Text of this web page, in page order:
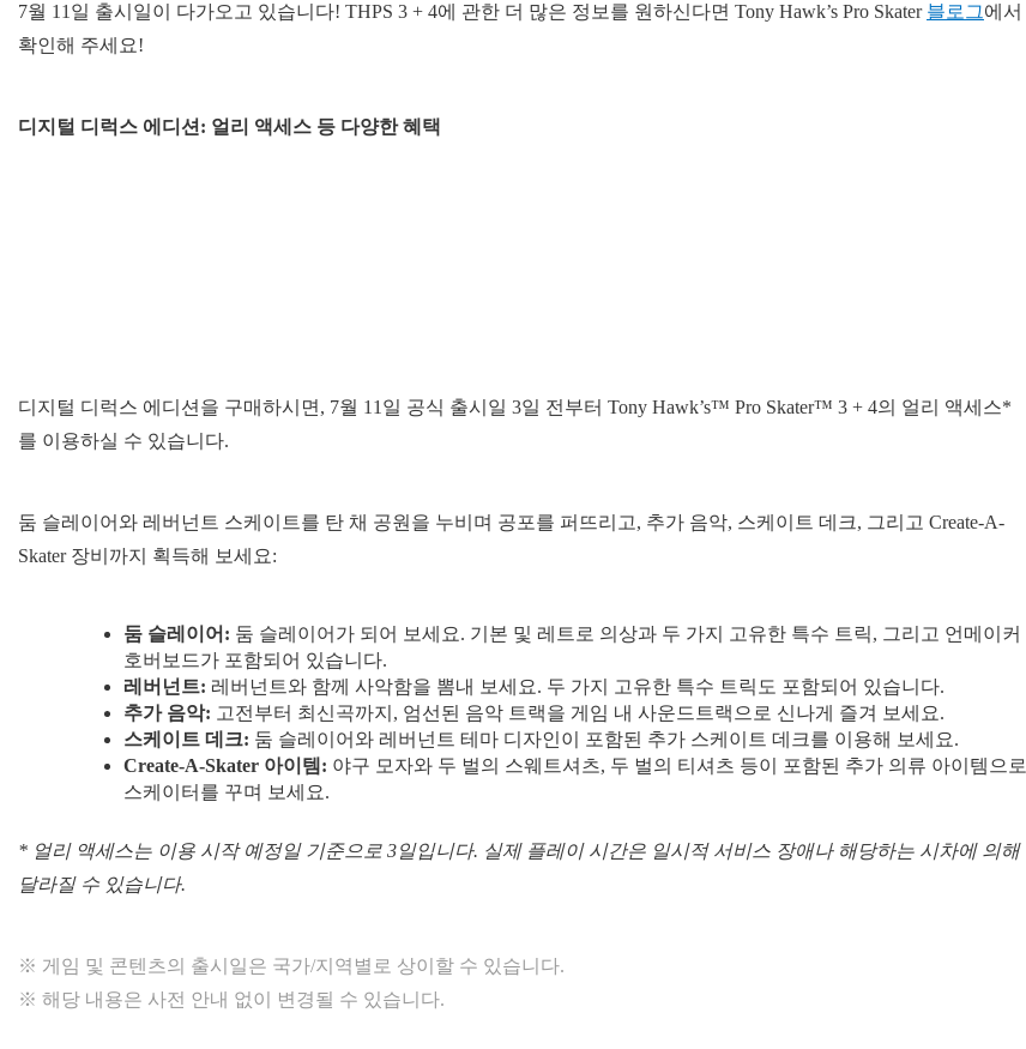
7월 11일 출시일이 다가오고 있습니다! THPS 3 + 4에 관한 더 많은 정보를 원하신다면 Tony Hawk’s Pro Skater 블로그에서
확인해 주세요!
디지털 디럭스 에디션: 얼리 액세스 등 다양한 혜택
디지털 디럭스 에디션을 구매하시면, 7월 11일 공식 출시일 3일 전부터 Tony Hawk’s™ Pro Skater™ 3 + 4의 얼리 액세스*
를 이용하실 수 있습니다.
둠 슬레이어와 레버넌트 스케이트를 탄 채 공원을 누비며 공포를 퍼뜨리고, 추가 음악, 스케이트 데크, 그리고 Create-A-
Skater 장비까지 획득해 보세요:
둠 슬레이어: 둠 슬레이어가 되어 보세요. 기본 및 레트로 의상과 두 가지 고유한 특수 트릭, 그리고 언메이커
호버보드가 포함되어 있습니다.
레버넌트: 레버넌트와 함께 사악함을 뽐내 보세요. 두 가지 고유한 특수 트릭도 포함되어 있습니다.
추가 음악: 고전부터 최신곡까지, 엄선된 음악 트랙을 게임 내 사운드트랙으로 신나게 즐겨 보세요.
스케이트 데크: 둠 슬레이어와 레버넌트 테마 디자인이 포함된 추가 스케이트 데크를 이용해 보세요.
Create-A-Skater 아이템: 야구 모자와 두 벌의 스웨트셔츠, 두 벌의 티셔츠 등이 포함된 추가 의류 아이템으로
스케이터를 꾸며 보세요.
* 얼리 액세스는 이용 시작 예정일 기준으로 3일입니다. 실제 플레이 시간은 일시적 서비스 장애나 해당하는 시차에 의해
달라질 수 있습니다.
※ 게임 및 콘텐츠의 출시일은 국가/지역별로 상이할 수 있습니다.
※ 해당 내용은 사전 안내 없이 변경될 수 있습니다.